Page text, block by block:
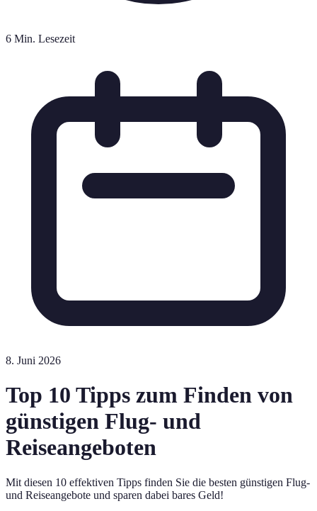
6 Min. Lesezeit
8. Juni 2026
Top 10 Tipps zum Finden von
günstigen Flug- und
Reiseangeboten
Mit diesen 10 effektiven Tipps finden Sie die besten günstigen Flug-
und Reiseangebote und sparen dabei bares Geld!